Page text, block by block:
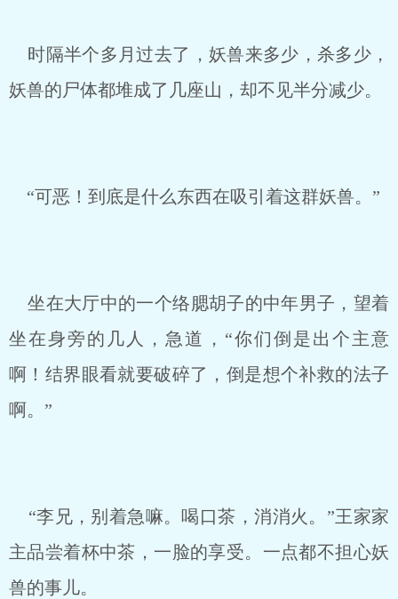
时隔半个多月过去了，妖兽来多少，杀多少，
妖兽的尸体都堆成了几座山，却不见半分减少。
“可恶！到底是什么东西在吸引着这群妖兽。”
坐在大厅中的一个络腮胡子的中年男子，望着
坐在身旁的几人，急道，“你们倒是出个主意
啊！结界眼看就要破碎了，倒是想个补救的法子
啊。”
“李兄，别着急嘛。喝口茶，消消火。”王家家
主品尝着杯中茶，一脸的享受。一点都不担心妖
兽的事儿。